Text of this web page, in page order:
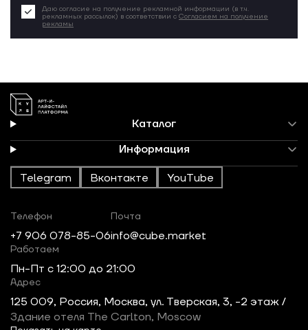
Даю согласие на получение рекламной информации (в т.ч.
рекламных рассылок) в соответствии с Согласием на получение
рекламы
Каталог
Информация
Telegram Вконтакте YouTube
Телефон
+7 906 078-85-06
Почта
info@cube.market
Работаем
Пн-Пт c 12:00 до 21:00
Адрес
125 009, Россия, Москва, ул. Тверская, 3, -2 этаж /
Здание отеля The Carlton, Moscow